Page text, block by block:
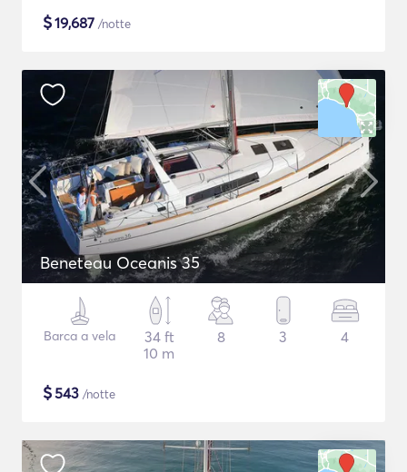
$19,687 /notte
Beneteau Oceanis 35
Barca a vela
34 ft
10 m
8 3 4
$543 /notte